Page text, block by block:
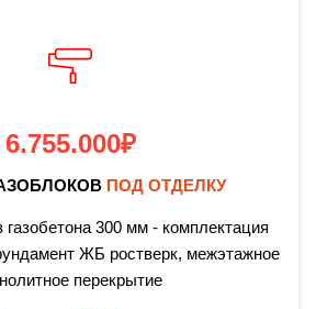
6.755.000₽
ПОД ОТДЕЛКУ
300 мм - комплектация
ЖБ ростверк, межэтажное
перекрытие